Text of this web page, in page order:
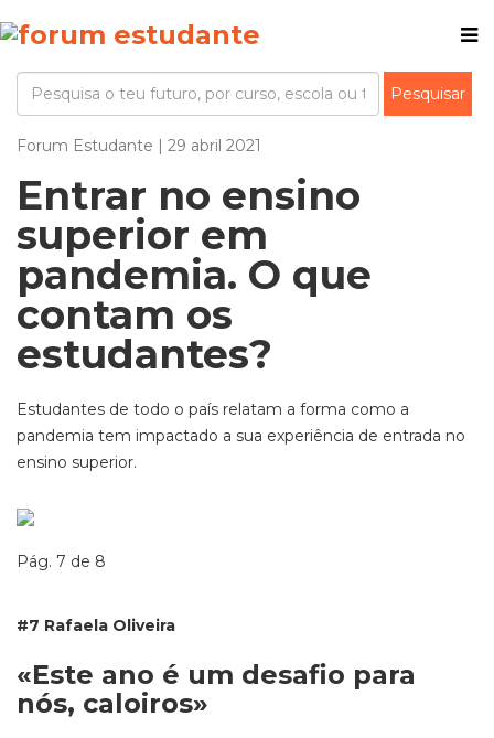
Forum Estudante | 29 abril 2021
Entrar no ensino
superior em
pandemia. O que
contam os
estudantes?
Estudantes de todo o país relatam a forma como a
pandemia tem impactado a sua experiência de entrada no
ensino superior.
Pág. 7 de 8
#7 Rafaela Oliveira
«Este ano é um desafio para
nós, caloiros»